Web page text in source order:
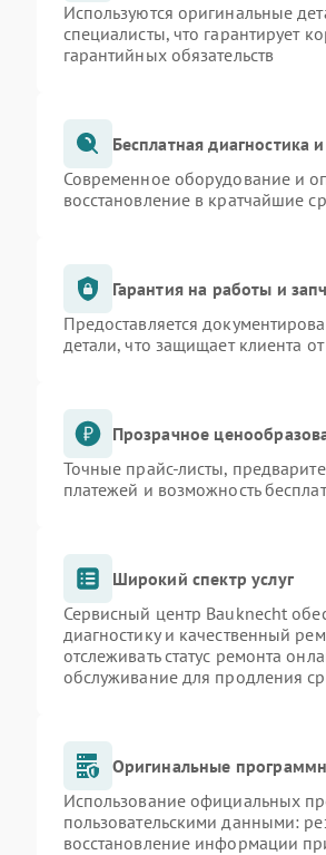
Используются оригинальные
специалисты, что гарантирует
гарантийных обязательств
Бесплатная диагностика
Современное оборудование и
восстановление в кратчайшие
Гарантия на работы и
Предоставляется
детали, что защищает клиента
Прозрачное
Точные прайс-листы,
платежей и возможность
Широкий спектр услуг
Сервисный центр Bauknecht
диагностику и качественный
отслеживать статус ремонта
обслуживание для продления
Оригинальные
Использование официальных
пользовательскими данными:
восстановление информации